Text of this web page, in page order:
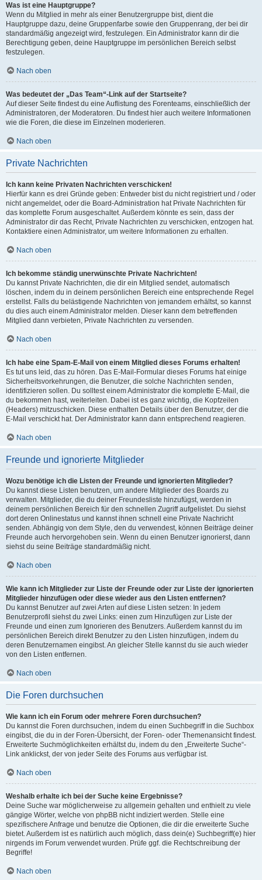
Was ist eine Hauptgruppe?
Wenn du Mitglied in mehr als einer Benutzergruppe bist, dient die
Hauptgruppe dazu, deine Gruppenfarbe sowie den Gruppenrang, der bei dir
standardmäßig angezeigt wird, festzulegen. Ein Administrator kann dir die
Berechtigung geben, deine Hauptgruppe im persönlichen Bereich selbst
festzulegen.
Nach oben
Was bedeutet der „Das Team“-Link auf der Startseite?
Auf dieser Seite findest du eine Auflistung des Forenteams, einschließlich der
Administratoren, der Moderatoren. Du findest hier auch weitere Informationen
wie die Foren, die diese im Einzelnen moderieren.
Nach oben
Private Nachrichten
Ich kann keine Privaten Nachrichten verschicken!
Hierfür kann es drei Gründe geben: Entweder bist du nicht registriert und / oder
nicht angemeldet, oder die Board-Administration hat Private Nachrichten für
das komplette Forum ausgeschaltet. Außerdem könnte es sein, dass der
Administrator dir das Recht, Private Nachrichten zu verschicken, entzogen hat.
Kontaktiere einen Administrator, um weitere Informationen zu erhalten.
Nach oben
Ich bekomme ständig unerwünschte Private Nachrichten!
Du kannst Private Nachrichten, die dir ein Mitglied sendet, automatisch
löschen, indem du in deinem persönlichen Bereich eine entsprechende Regel
erstellst. Falls du belästigende Nachrichten von jemandem erhältst, so kannst
du dies auch einem Administrator melden. Dieser kann dem betreffenden
Mitglied dann verbieten, Private Nachrichten zu versenden.
Nach oben
Ich habe eine Spam-E-Mail von einem Mitglied dieses Forums erhalten!
Es tut uns leid, das zu hören. Das E-Mail-Formular dieses Forums hat einige
Sicherheitsvorkehrungen, die Benutzer, die solche Nachrichten senden,
identifizieren sollen. Du solltest einem Administrator die komplette E-Mail, die
du bekommen hast, weiterleiten. Dabei ist es ganz wichtig, die Kopfzeilen
(Headers) mitzuschicken. Diese enthalten Details über den Benutzer, der die
E-Mail verschickt hat. Der Administrator kann dann entsprechend reagieren.
Nach oben
Freunde und ignorierte Mitglieder
Wozu benötige ich die Listen der Freunde und ignorierten Mitglieder?
Du kannst diese Listen benutzen, um andere Mitglieder des Boards zu
verwalten. Mitglieder, die du deiner Freundesliste hinzufügst, werden in
deinem persönlichen Bereich für den schnellen Zugriff aufgelistet. Du siehst
dort deren Onlinestatus und kannst ihnen schnell eine Private Nachricht
senden. Abhängig von dem Style, den du verwendest, können Beiträge deiner
Freunde auch hervorgehoben sein. Wenn du einen Benutzer ignorierst, dann
siehst du seine Beiträge standardmäßig nicht.
Nach oben
Wie kann ich Mitglieder zur Liste der Freunde oder zur Liste der ignorierten
Mitglieder hinzufügen oder diese wieder aus den Listen entfernen?
Du kannst Benutzer auf zwei Arten auf diese Listen setzen: In jedem
Benutzerprofil siehst du zwei Links: einen zum Hinzufügen zur Liste der
Freunde und einen zum Ignorieren des Benutzers. Außerdem kannst du im
persönlichen Bereich direkt Benutzer zu den Listen hinzufügen, indem du
deren Benutzernamen eingibst. An gleicher Stelle kannst du sie auch wieder
von den Listen entfernen.
Nach oben
Die Foren durchsuchen
Wie kann ich ein Forum oder mehrere Foren durchsuchen?
Du kannst die Foren durchsuchen, indem du einen Suchbegriff in die Suchbox
eingibst, die du in der Foren-Übersicht, der Foren- oder Themenansicht findest.
Erweiterte Suchmöglichkeiten erhältst du, indem du den „Erweiterte Suche“-
Link anklickst, der von jeder Seite des Forums aus verfügbar ist.
Nach oben
Weshalb erhalte ich bei der Suche keine Ergebnisse?
Deine Suche war möglicherweise zu allgemein gehalten und enthielt zu viele
gängige Wörter, welche von phpBB nicht indiziert werden. Stelle eine
spezifischere Anfrage und benutze die Optionen, die dir die erweiterte Suche
bietet. Außerdem ist es natürlich auch möglich, dass dein(e) Suchbegriff(e) hier
nirgends im Forum verwendet wurden. Prüfe ggf. die Rechtschreibung der
Begriffe!
Nach oben